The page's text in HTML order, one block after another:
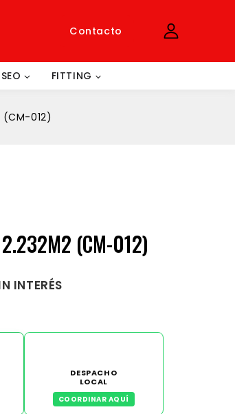
Contacto
FITTING
(CM-012)
(CM-012)
INTERÉS
DESPACHO
LOCAL
COORDINAR AQUÍ